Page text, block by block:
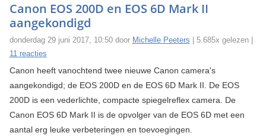
Canon EOS 200D en EOS 6D Mark II
aangekondigd
donderdag 29 juni 2017, 10:50 door Michelle Peeters | 5.685x gelezen |
11 reacties
Canon heeft vanochtend twee nieuwe Canon camera's
aangekondigd; de EOS 200D en de EOS 6D Mark II. De EOS
200D is een vederlichte, compacte spiegelreflex camera. De
Canon EOS 6D Mark II is de opvolger van de EOS 6D met een
aantal erg leuke verbeteringen en toevoegingen.